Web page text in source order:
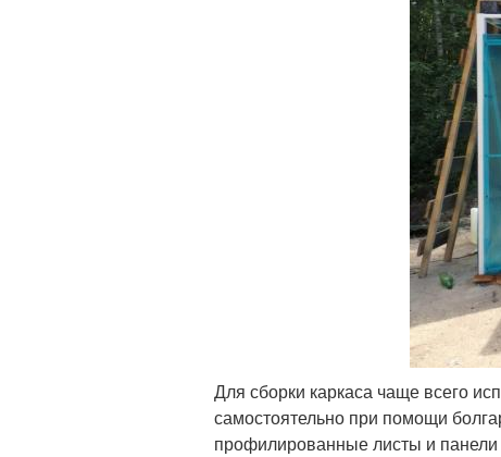
Для сборки каркаса чаще всего
самостоятельно при помощи
профилированные листы и панели